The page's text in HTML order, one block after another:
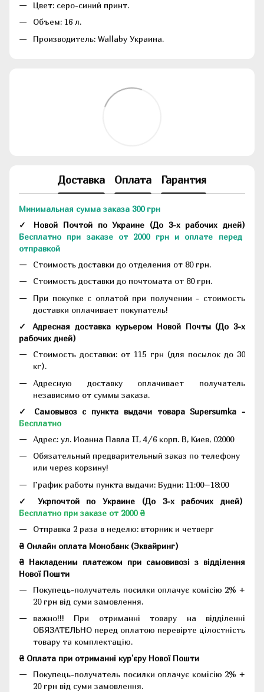
Цвет: серо-синий принт.
Объем: 16 л.
Производитель: Wallaby Украина.
Доставка Оплата Гарантия
Минимальная сумма заказа 300 грн
✓ Новой Почтой по Украине (До 3-х рабочих дней)
Бесплатно при заказе от 2000 грн и оплате перед
отправкой
Стоимость доставки до отделения от 80 грн.
Стоимость доставки до почтомата от 80 грн.
При покупке с оплатой при получении - стоимость
доставки оплачивает покупатель!
✓ Адресная доставка курьером Новой Почты (До 3-х
рабочих дней)
Стоимость доставки: от 115 грн (для посылок до 30
кг).
Адресную доставку оплачивает получатель
независимо от суммы заказа.
✓ Самовывоз с пункта выдачи товара Supersumka -
Бесплатно
Адрес: ул. Иоанна Павла II, 4/6 корп. В, Киев, 02000
Обязательный предварительный заказ по телефону
или через корзину!
График работы пункта выдачи: Будни: 11:00–18:00
✓ Укрпочтой по Украине (До 3-х рабочих дней)
Бесплатно при заказе от 2000 ₴
Отправка 2 раза в неделю: вторник и четверг
₴ Онлайн оплата Монобанк (Эквайринг)
₴ Накладеним платежом при самовивозі з відділення
Нової Пошти
Покупець-получатель посилки оплачує комісію 2% +
20 грн від суми замовлення.
важно!!! При отриманні товару на відділенні
ОБЯЗАТЕЛЬНО перед оплатою перевірте цілостність
товару та комплектацію.
₴ Оплата при отриманні кур'єру Нової Пошти
Покупець-получатель посилки оплачує комісію 2% +
20 грн від суми замовлення.